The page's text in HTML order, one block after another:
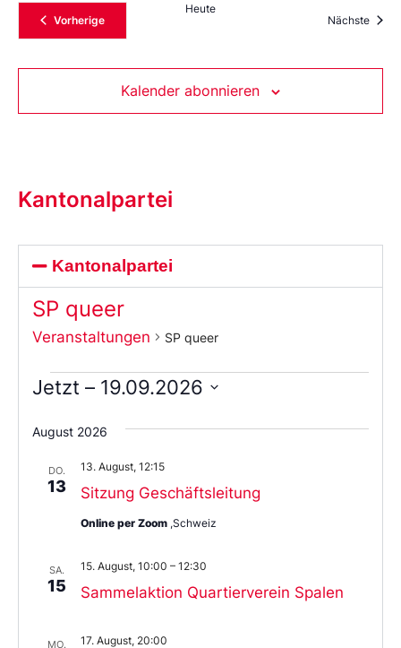
VorherigeVeranstaltungen
Heute
Nächste
Kalender abonnieren
Kantonalpartei
Kantonalpartei
SP queer
Veranstaltungen SP queer
Jetzt – 19.09.2026
Sie
das
aus.
August 2026
DO.
13 Sitzung Geschäftsleitung
13. August, 12:15
Online per Zoom ,Schweiz
SA.
15 Sammelaktion Quartierverein Spalen
15. August, 10:00 – 12:30
MO. 17. August, 20:00